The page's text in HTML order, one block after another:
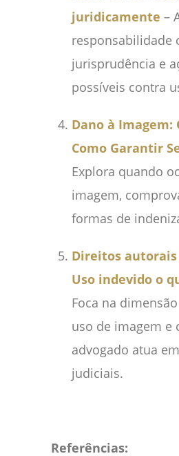
juridicamente –
responsabilidade
jurisprudência e
possíveis contra
Dano à Imagem:
Como Garantir
Explora quando
imagem,
formas de
Direitos
Uso indevido o
Foca na
uso de imagem e
advogado atua
judiciais.
Referências: